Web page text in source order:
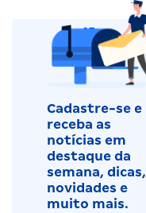
Cadastre-se e
receba as
notícias em
destaque da
semana, dicas,
novidades e
muito mais.